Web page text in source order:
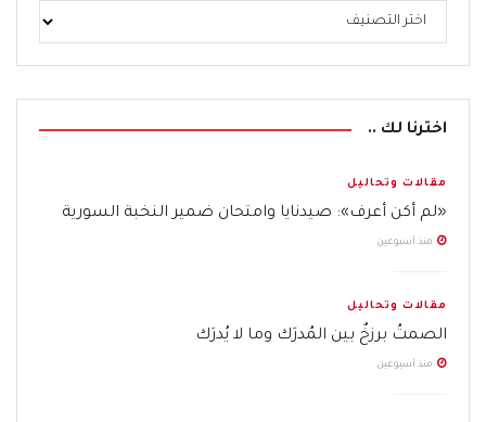
اخترنا لك ..
مقالات وتحاليل
«لم أكن أعرف»: صيدنايا وامتحان ضمير النخبة السورية
منذ أسبوعين
مقالات وتحاليل
الصمتُ برزخٌ بين المُدرَك وما لا يُدرَك
منذ أسبوعين